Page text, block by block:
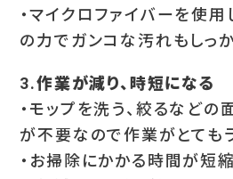
・マイクロファイバーを使
の力でガンコな汚れもしっか
3.作業が減り、時短になる
・モップを洗う、絞るなどの
が不要なので作業がとても
・お掃除にかかる時間が短